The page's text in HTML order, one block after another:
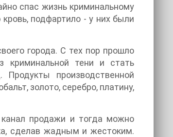
спас жизнь криминальному
подфартило - у них были
города. С тех пор прошло
криминальной тени и стать
производственной
золото, серебро, платину,
продажи и тогда можно
сделав жадным и жестоким.